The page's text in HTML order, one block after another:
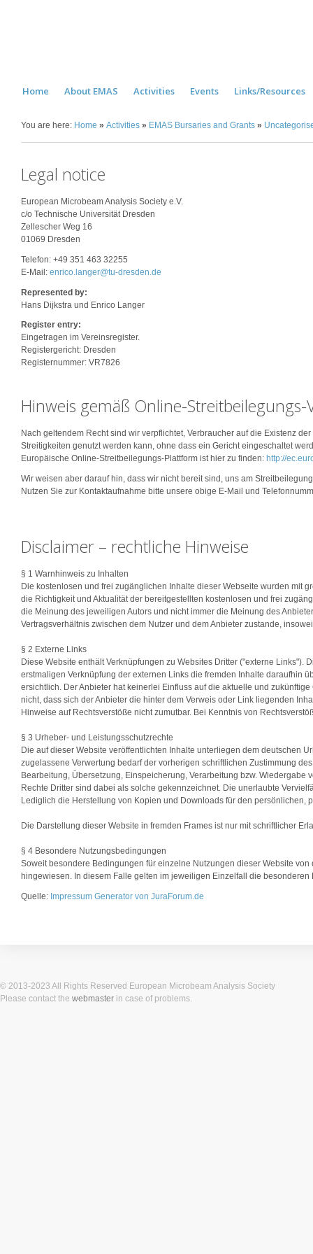
Home About EMAS Activities Events Links/Resources
You are here: Home » Activities » EMAS Bursaries and Grants »
Legal notice
European Microbeam Analysis Society e.V.
c/o Technische Universität Dresden
Zellescher Weg 16
01069 Dresden
Telefon: +49 351 463 32255
E-Mail: enrico.langer@tu-dresden.de
Represented by:
Hans Dijkstra und Enrico Langer
Register entry:
Eingetragen im Vereinsregister.
Registergericht: Dresden
Registernummer: VR7826
Hinweis gemäß Online-
Nach geltendem Recht sind wir verpflichtet, Verbraucher auf die Existenz
Streitigkeiten genutzt werden kann, ohne dass ein Gericht eingeschaltet
Europäische Online-Streitbeilegungs-Plattform ist hier zu finden: http://
Wir weisen aber darauf hin, dass wir nicht bereit sind, uns am
Nutzen Sie zur Kontaktaufnahme bitte unsere obige E-Mail und
Disclaimer – rechtliche Hinweise
§ 1 Warnhinweis zu Inhalten
Die kostenlosen und frei zugänglichen Inhalte dieser Webseite wurden mit
die Richtigkeit und Aktualität der bereitgestellten kostenlosen und frei
die Meinung des jeweiligen Autors und nicht immer die Meinung des
Vertragsverhältnis zwischen dem Nutzer und dem Anbieter zustande,
§ 2 Externe Links
Diese Website enthält Verknüpfungen zu Websites Dritter ("externe
erstmaligen Verknüpfung der externen Links die fremden Inhalte daraufhin
ersichtlich. Der Anbieter hat keinerlei Einfluss auf die aktuelle und
nicht, dass sich der Anbieter die hinter dem Verweis oder Link liegenden
Hinweise auf Rechtsverstöße nicht zumutbar. Bei Kenntnis von
§ 3 Urheber- und Leistungsschutzrechte
Die auf dieser Website veröffentlichten Inhalte unterliegen dem deutschen
zugelassene Verwertung bedarf der vorherigen schriftlichen Zustimmung
Bearbeitung, Übersetzung, Einspeicherung, Verarbeitung bzw.
Rechte Dritter sind dabei als solche gekennzeichnet. Die unerlaubte
Lediglich die Herstellung von Kopien und Downloads für den persönlichen,
Die Darstellung dieser Website in fremden Frames ist nur mit schriftlicher
§ 4 Besondere Nutzungsbedingungen
Soweit besondere Bedingungen für einzelne Nutzungen dieser Website
hingewiesen. In diesem Falle gelten im jeweiligen Einzelfall die
Quelle: Impressum Generator von JuraForum.de
© 2013-2023 All Rights Reserved European Microbeam Analysis Society
Please contact the webmaster in case of problems.